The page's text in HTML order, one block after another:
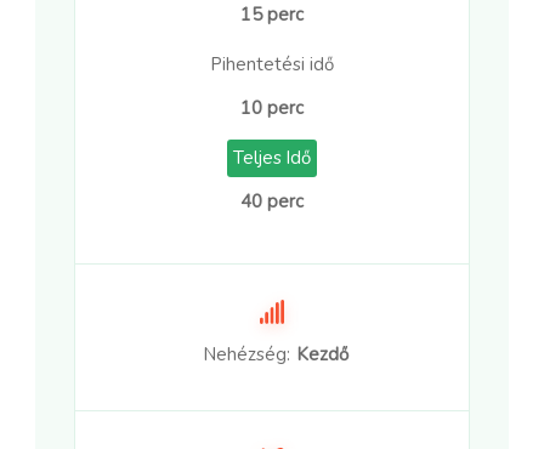
15 perc
Pihentetési idő
10 perc
Teljes Idő
40 perc
Nehézség: Kezdő